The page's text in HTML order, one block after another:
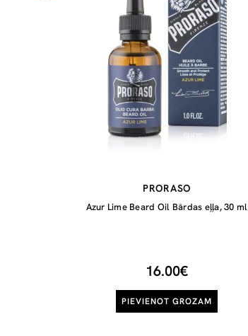
PRORASO
Azur Lime Beard Oil Bārdas eļļa, 30 ml
16.00€
PIEVIENOT GROZAM